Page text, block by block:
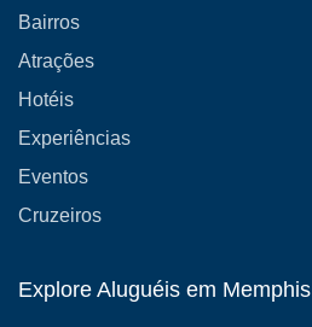
Bairros
Atrações
Hotéis
Experiências
Eventos
Cruzeiros
Explore Aluguéis em Memphis